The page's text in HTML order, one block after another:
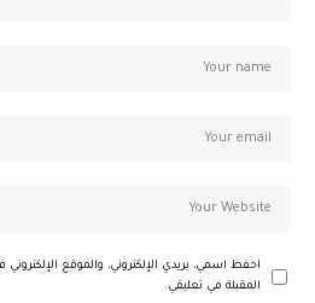
احفظ اسمي، بريدي الإلكتروني، والموقع
المقبلة في تعليقي.